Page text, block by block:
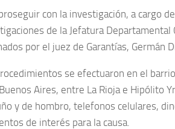
con la investigación, a cargo
de la Jefatura
por el juez de Garantías, Germán
se efectuaron en el
Aires, entre La Rioja e Hipólito
y de hombro, telefonos celulares,
de interés para la causa.